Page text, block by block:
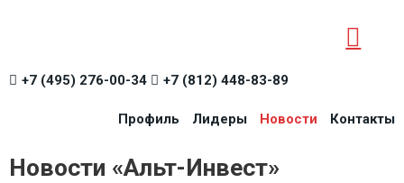
+7 (495) 276-00-34 +7 (812) 448-83-89
Профиль Лидеры Новости Контакты
Новости «Альт-Инвест»